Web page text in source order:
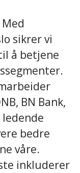
Med
sikrer vi
å betjene
BN Bank,
bedre
våre.
inkluderer